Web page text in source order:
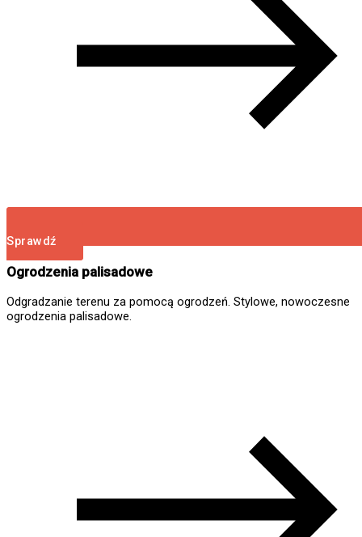
Sprawdź
Ogrodzenia palisadowe
Odgradzanie terenu za pomocą ogrodzeń. Stylowe, nowoczesne
ogrodzenia palisadowe.